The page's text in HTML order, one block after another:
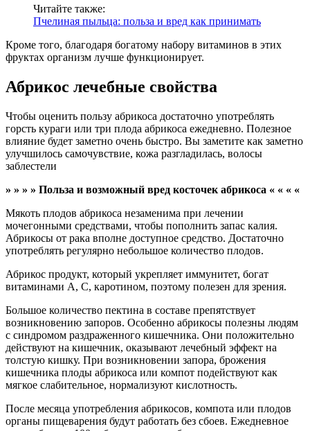
Читайте также:
Пчелиная пыльца: польза и вред как принимать
Кроме того, благодаря богатому набору витаминов в этих
фруктах организм лучше функционирует.
Абрикос лечебные свойства
Чтобы оценить пользу абрикоса достаточно употреблять
горсть кураги или три плода абрикоса ежедневно. Полезное
влияние будет заметно очень быстро. Вы заметите как заметно
улучшилось самочувствие, кожа разгладилась, волосы
заблестели
» » » » Польза и возможный вред косточек абрикоса « « « «
Мякоть плодов абрикоса незаменима при лечении
мочегонными средствами, чтобы пополнить запас калия.
Абрикосы от рака вполне доступное средство. Достаточно
употреблять регулярно небольшое количество плодов.
Абрикос продукт, который укрепляет иммунитет, богат
витаминами А, С, каротином, поэтому полезен для зрения.
Большое количество пектина в составе препятствует
возникновению запоров. Особенно абрикосы полезны людям
с синдромом раздраженного кишечника. Они положительно
действуют на кишечник, оказывают лечебный эффект на
толстую кишку. При возникновении запора, брожения
кишечника плоды абрикоса или компот подействуют как
мягкое слабительное, нормализуют кислотность.
После месяца употребления абрикосов, компота или плодов
органы пищеварения будут работать без сбоев. Ежедневное